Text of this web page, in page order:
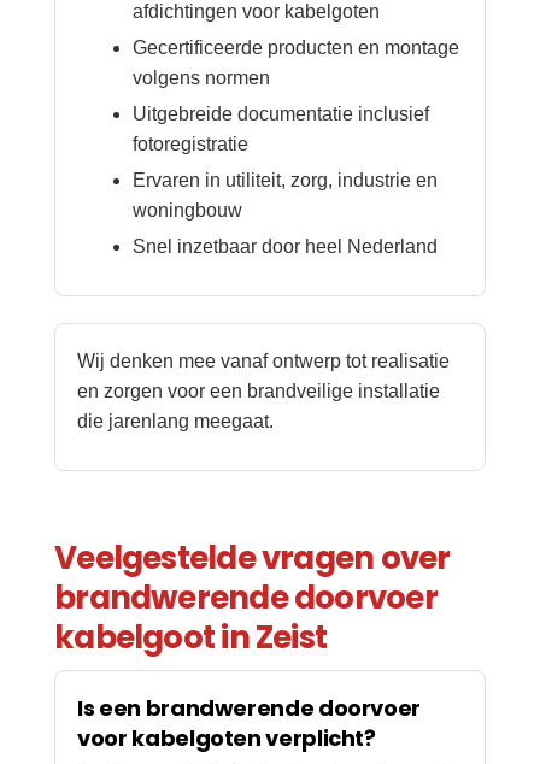
afdichtingen voor kabelgoten
Gecertificeerde producten en montage
volgens normen
Uitgebreide documentatie inclusief
fotoregistratie
Ervaren in utiliteit, zorg, industrie en
woningbouw
Snel inzetbaar door heel Nederland
Wij denken mee vanaf ontwerp tot realisatie
en zorgen voor een brandveilige installatie
die jarenlang meegaat.
Veelgestelde vragen over
brandwerende doorvoer
kabelgoot in Zeist
Is een brandwerende doorvoer
voor kabelgoten verplicht?